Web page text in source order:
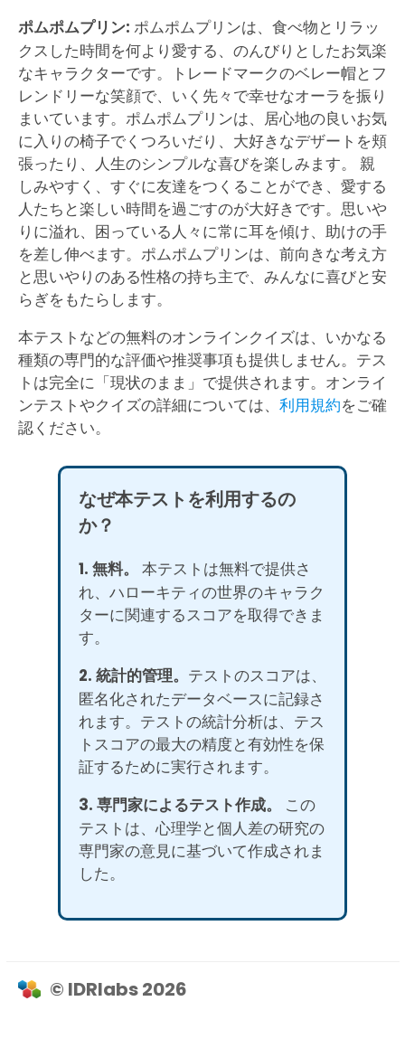
ポムポムプリン: ポムポムプリンは、食べ物とリラッ
クスした時間を何より愛する、のんびりとしたお気楽
なキャラクターです。トレードマークのベレー帽とフ
レンドリーな笑顔で、いく先々で幸せなオーラを振り
まいています。ポムポムプリンは、居心地の良いお気
に入りの椅子でくつろいだり、大好きなデザートを頬
張ったり、人生のシンプルな喜びを楽しみます。 親
しみやすく、すぐに友達をつくることができ、愛する
人たちと楽しい時間を過ごすのが大好きです。思いや
りに溢れ、困っている人々に常に耳を傾け、助けの手
を差し伸べます。ポムポムプリンは、前向きな考え方
と思いやりのある性格の持ち主で、みんなに喜びと安
らぎをもたらします。
本テストなどの無料のオンラインクイズは、いかなる
種類の専門的な評価や推奨事項も提供しません。テス
トは完全に「現状のまま」で提供されます。オンライ
ンテストやクイズの詳細については、 利用規約をご確
認ください。
なぜ本テストを利用するの
か？
1. 無料。
本テストは無料で提供さ
れ、ハローキティの世界のキャラク
ターに関連するスコアを取得できま
す。
2. 統計的管理。 テストのスコアは、
匿名化されたデータベースに記録さ
れます。テストの統計分析は、テス
トスコアの最大の精度と有効性を保
証するために実行されます。
3. 専門家によるテスト作成。
この
テストは、心理学と個人差の研究の
専門家の意見に基づいて作成されま
した。
© IDRlabs 2026